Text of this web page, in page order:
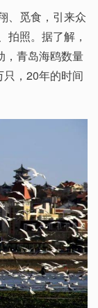
、觅食，引来众
拍照。据了解，
，青岛海鸥数量
，20年的时间